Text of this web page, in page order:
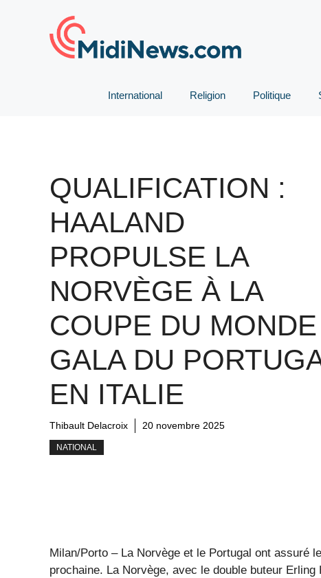
International Religion Politique
QUALIFICATION :
HAALAND
PROPULSE LA
NORVÈGE À LA
COUPE DU
GALA DU
EN ITALIE
Thibault Delacroix 20 novembre 2025
NATIONAL
Milan/Porto – La Norvège et le Portugal ont assuré
prochaine. La Norvège, avec le double buteur